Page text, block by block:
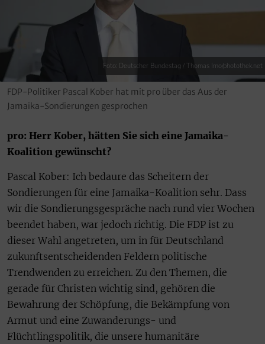
Foto: Deutscher Bundestag / Thomas Imo/photothek.net
FDP-Politiker Pascal Kober hat mit pro über das Aus der
Jamaika-Sondierungen gesprochen
pro: Herr Kober, hätten Sie sich eine Jamaika-
Koalition gewünscht?
Pascal Kober: Ich bedaure das Scheitern der
Sondierungen für eine Jamaika-Koalition sehr. Dass
wir die Sondierungsgespräche nach rund vier Wochen
beendet haben, war jedoch richtig. Die FDP ist zu
dieser Wahl angetreten, um in für Deutschland
zukunftsentscheidenden Feldern politische
Trendwenden zu erreichen. Zu den Themen, die
gerade für Christen wichtig sind, gehören die
Bewahrung der Schöpfung, die Bekämpfung von
Armut und eine Zuwanderungs- und
Flüchtlingspolitik, die unsere humanitäre